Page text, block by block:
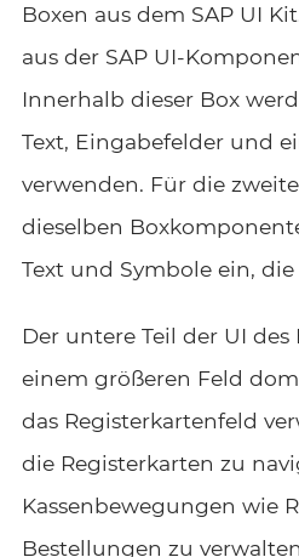
Boxen aus dem SAP UI
aus der SAP UI-
Innerhalb dieser Box
Text, Eingabefelder und
verwenden. Für die
dieselben
Text und Symbole ein,
Der untere Teil der UI
einem größeren Feld
das Registerkartenfeld
die Registerkarten zu
Kassenbewegungen wie
Bestellungen zu